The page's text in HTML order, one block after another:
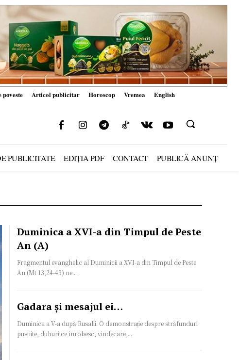
poveste Articol publicitar Horoscop Vremea English
PUBLICITATE EDIȚIA PDF CONTACT PUBLICĂ ANUNȚ
Duminica a XVI-a din Timpul de Peste
An (A)
Fragmentul evanghelic al Duminicii a XVI-a din Timpul de Peste
An (Mt 13,24-43) ne...
Gadara și mesajul ei…
Duminica a V-a după Rusalii. O demonstrație despre străfunduri
pustiite, duhuri ce înrobesc, vindecare,...